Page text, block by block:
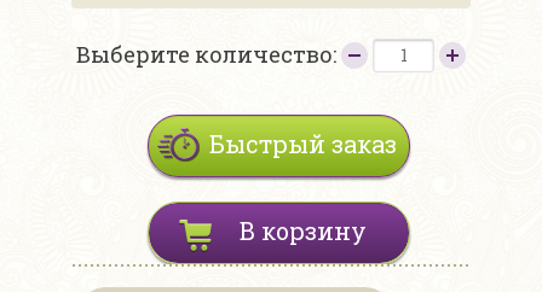
Выберите количество:
Быстрый заказ
В корзину